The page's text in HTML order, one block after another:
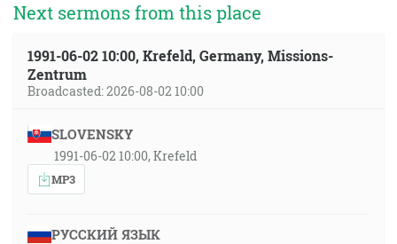
Next sermons from this place
1991-06-02 10:00, Krefeld, Germany, Missions-
Zentrum
Broadcasted: 2026-08-02 10:00
SLOVENSKY
1991-06-02 10:00, Krefeld
MP3
РУССКИЙ ЯЗЫК